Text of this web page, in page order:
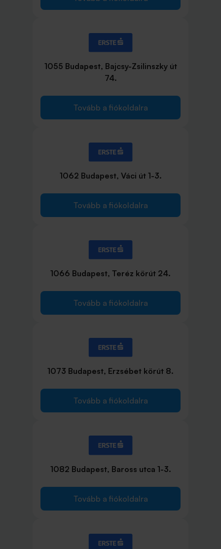
1055 Budapest, Bajcsy-Zsilinszky út
74.
Tovább a fiókoldalra
1062 Budapest, Váci út 1-3.
Tovább a fiókoldalra
1066 Budapest, Teréz körút 24.
Tovább a fiókoldalra
1073 Budapest, Erzsébet körút 8.
Tovább a fiókoldalra
1082 Budapest, Baross utca 1-3.
Tovább a fiókoldalra